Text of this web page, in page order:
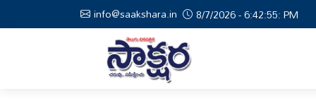
info@saakshara.in 8/7/2026 - 6:42:56: PM